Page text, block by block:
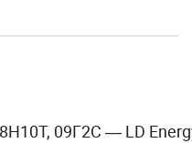
09Г2С — LD